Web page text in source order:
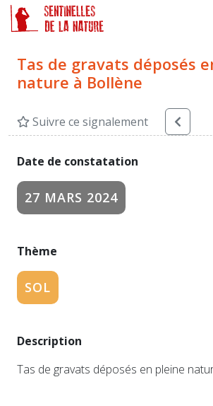
Tas de gravats déposés
nature à Bollène
Suivre ce signalement
Date de constatation
27 MARS 2024
Thème
SOL
Description
Tas de gravats déposés en pleine
Panneau de gestion des cookies